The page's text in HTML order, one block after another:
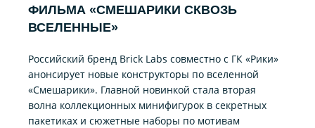
ФИЛЬМА «CМЕШАРИКИ СКВОЗЬ
ВСЕЛЕННЫЕ»
Российский бренд Brick Labs совместно с ГК «Рики»
анонсирует новые конструкторы по вселенной
«Смешарики». Главной новинкой стала вторая
волна коллекционных минифигурок в секретных
пакетиках и сюжетные наборы по мотивам